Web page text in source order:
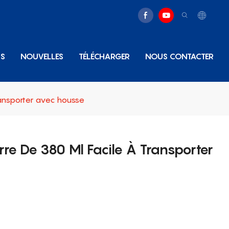
NOUVELLES TÉLÉCHARGER NOUS CONTACTER
avec housse
De 380 Ml Facile À Transporter